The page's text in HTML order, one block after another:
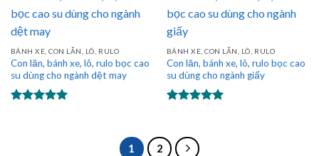
BÁNH XE, CON LĂN, LÔ, RULO
Con lăn, bánh xe, lô, rulo bọc cao
su dùng cho ngành dệt may
BÁNH XE, CON LĂN, LÔ, RULO
Con lăn, bánh xe, lô, rulo bọc cao
su dùng cho ngành giấy
1 2